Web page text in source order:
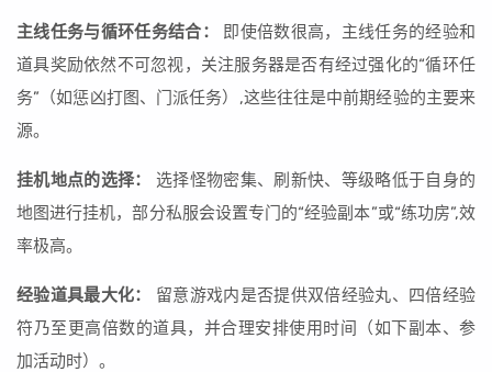
主线任务与循环任务结合：
即使倍数很高，主线任务的经验和
道具奖励依然不可忽视，关注服务器是否有经过强化的“循环任
务”（如惩凶打图、门派任务）,这些往往是中前期经验的主要来
源。
挂机地点的选择：
选择怪物密集、刷新快、等级略低于自身的
地图进行挂机，部分私服会设置专门的“经验副本”或“练功房”,效
率极高。
经验道具最大化：
留意游戏内是否提供双倍经验丸、四倍经验
符乃至更高倍数的道具，并合理安排使用时间（如下副本、参
加活动时）。